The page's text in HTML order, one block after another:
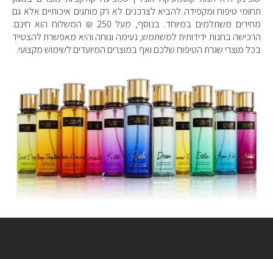
תחומי טיפוח ומקפידה להביא לצרכנים לא רק מותגים איכותיים אלא גם
מחירים משתלמים במיוחד. בנוסף, מעל 250 ₪ המשלוח הוא חינם.
הרכישה בחנות ידידותית למשתמש, נעימה ונוחה והיא מאפשרת להצטייד
בכל מוצרי שגרת הטיפוח שלכם ואף במוצרים המיועדים לשימוש מקצועי.